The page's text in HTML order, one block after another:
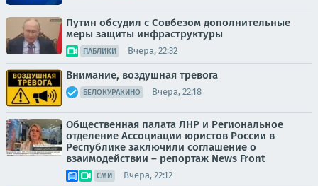
Путин обсудил с Совбезом дополнительные
меры защиты инфраструктуры
ПАБЛИКИ Вчера, 22:32
Внимание, воздушная тревога
БЕЛОКУРАКИНО Вчера, 22:18
Общественная палата ЛНР и Региональное
отделение Ассоциации юристов России в
Республике заключили соглашение о
взаимодействии – репортаж News Front
СМИ Вчера, 22:12